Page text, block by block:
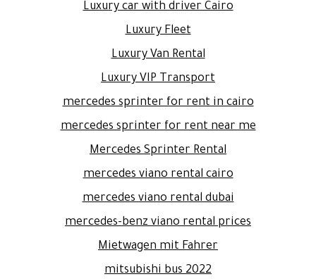
Luxury car with driver Cairo
Luxury Fleet
Luxury Van Rental
Luxury VIP Transport
mercedes sprinter for rent in cairo
mercedes sprinter for rent near me
Mercedes Sprinter Rental
mercedes viano rental cairo
mercedes viano rental dubai
mercedes-benz viano rental prices
Mietwagen mit Fahrer
mitsubishi bus 2022